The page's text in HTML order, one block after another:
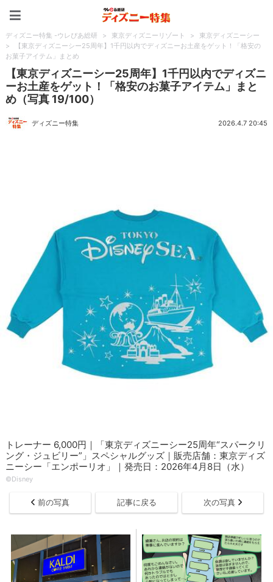
ディズニー特集 -ウレぴあ総研 > 東京ディズニーリゾート >
東京ディズニーシー
>
【東京ディズニーシー25周年】1千円以内でディズニーお土産をゲット！「格安の
お菓子アイテム」まとめ
【東京ディズニーシー25周年】1千円以内でディズニ
ーお土産をゲット！「格安のお菓子アイテム」まと
め（写真 19/100）
ディズニー特集 2026.4.7 20:45
トレーナー 6,000円｜「東京ディズニーシー25周年“スパークリ
ング・ジュビリー”」スペシャルグッズ｜販売店舗：東京ディズ
ニーシー「エンポーリオ」｜発売日：2026年4月8日（水）
©Disney
前の写真 記事に戻る 次の写真